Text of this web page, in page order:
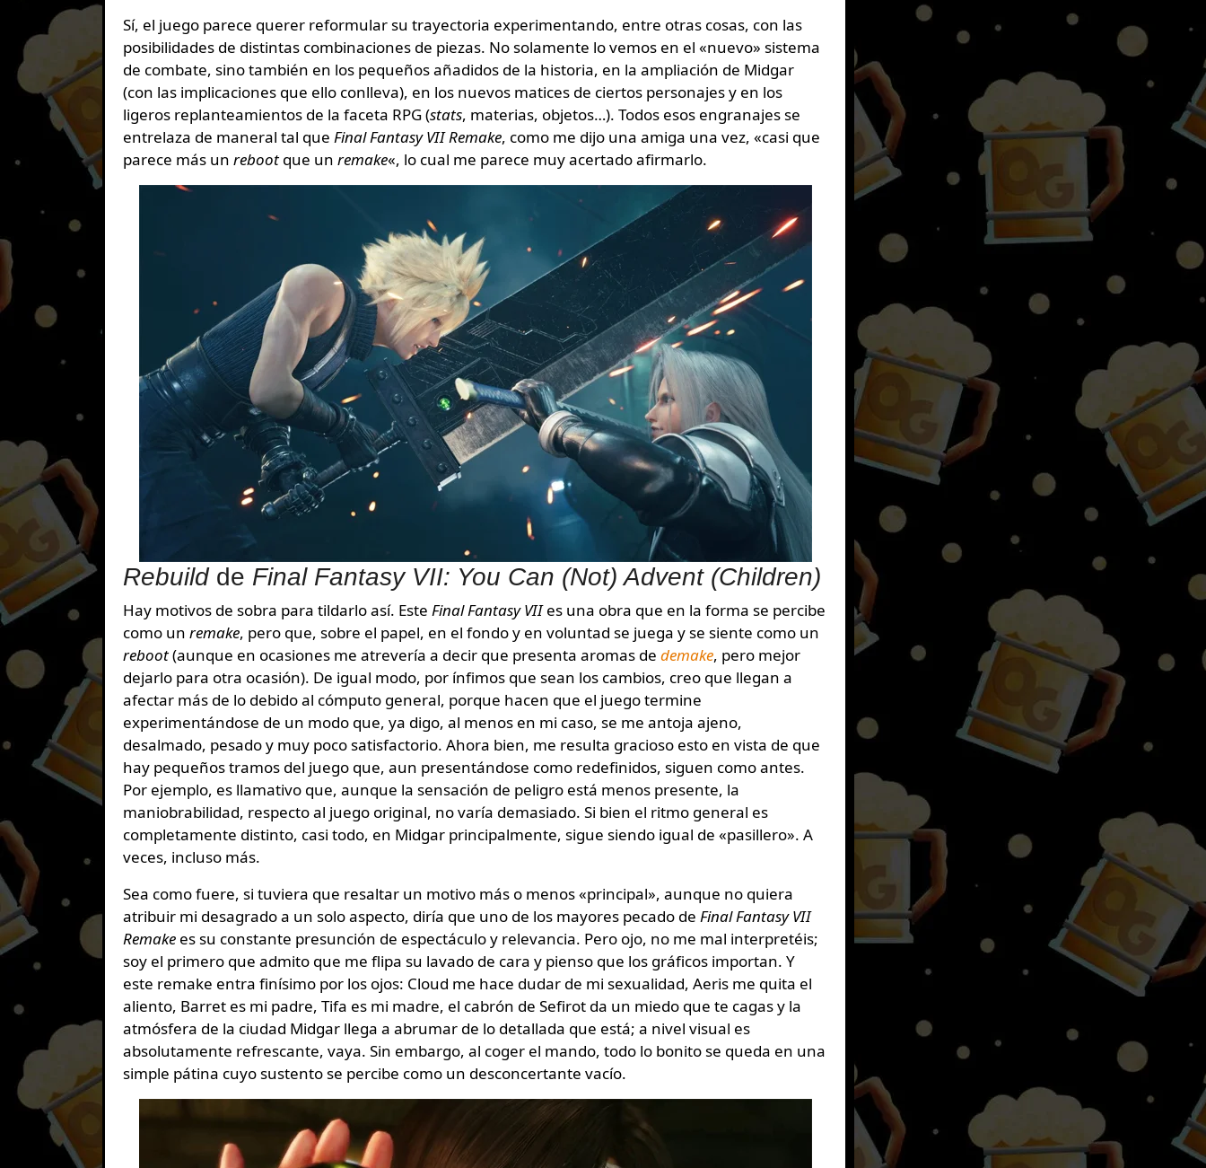
Sí, el juego parece querer reformular su trayectoria experimentando, entre otras cosas, con las
posibilidades de distintas combinaciones de piezas. No solamente lo vemos en el «nuevo» sistema
de combate, sino también en los pequeños añadidos de la historia, en la ampliación de Midgar
(con las implicaciones que ello conlleva), en los nuevos matices de ciertos personajes y en los
ligeros replanteamientos de la faceta RPG (stats, materias, objetos…). Todos esos engranajes se
entrelaza de maneral tal que Final Fantasy VII Remake, como me dijo una amiga una vez, «casi que
parece más un reboot que un remake«, lo cual me parece muy acertado afirmarlo.
Rebuild de Final Fantasy VII: You Can (Not) Advent (Children)
Hay motivos de sobra para tildarlo así. Este Final Fantasy VIIes una obra que en la forma se percibe
como un remake, pero que, sobre el papel, en el fondo y en voluntad se juega y se siente como un
reboot(aunque en ocasiones me atrevería a decir que presenta aromas de demake, pero mejor
dejarlo para otra ocasión). De igual modo, por ínfimos que sean los cambios, creo que llegan a
afectar más de lo debido al cómputo general, porque hacen que el juego termine
experimentándose de un modo que, ya digo, al menos en mi caso, se me antoja ajeno,
desalmado, pesado y muy poco satisfactorio. Ahora bien, me resulta gracioso esto en vista de que
hay pequeños tramos del juego que, aun presentándose como redefinidos, siguen como antes.
Por ejemplo, es llamativo que, aunque la sensación de peligro está menos presente, la
maniobrabilidad, respecto al juego original, no varía demasiado. Si bien el ritmo general es
completamente distinto, casi todo, en Midgar principalmente, sigue siendo igual de «pasillero». A
veces, incluso más.
Sea como fuere, si tuviera que resaltar un motivo más o menos «principal», aunque no quiera
atribuir mi desagrado a un solo aspecto, diría que uno de los mayores pecado de Final Fantasy VII
Remake es su constante presunción de espectáculo y relevancia. Pero ojo, no me mal interpretéis;
soy el primero que admito que me flipa su lavado de cara y pienso que los gráficos importan. Y
este remake entra finísimo por los ojos: Cloud me hace dudar de mi sexualidad, Aeris me quita el
aliento, Barret es mi padre, Tifa es mi madre, el cabrón de Sefirot da un miedo que te cagas y la
atmósfera de la ciudad Midgar llega a abrumar de lo detallada que está; a nivel visual es
absolutamente refrescante, vaya. Sin embargo, al coger el mando, todo lo bonito se queda en una
simple pátina cuyo sustento se percibe como un desconcertante vacío.